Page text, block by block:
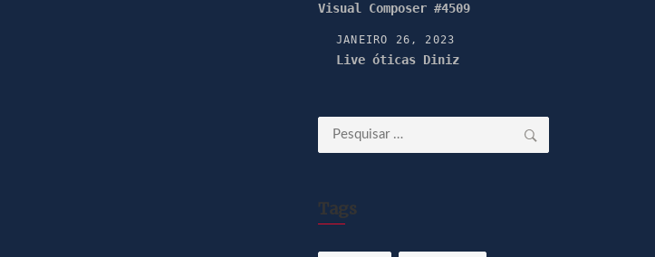
Visual Composer #4509
JANEIRO 26, 2023
Live óticas Diniz
Pesquisar
por:
Tags